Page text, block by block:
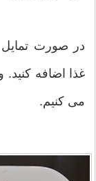
در صورت
غذا اضافه
می کنیم.